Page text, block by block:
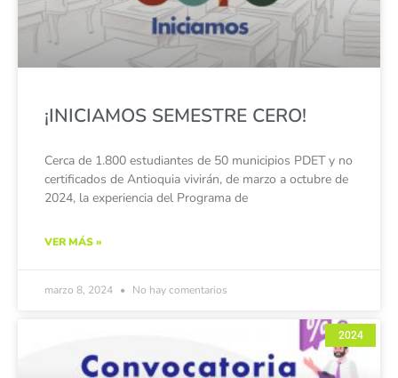
¡INICIAMOS SEMESTRE CERO!
Cerca de 1.800 estudiantes de 50 municipios PDET y no
certificados de Antioquia vivirán, de marzo a octubre de
2024, la experiencia del Programa de
VER MÁS »
marzo 8, 2024 No hay comentarios
2024